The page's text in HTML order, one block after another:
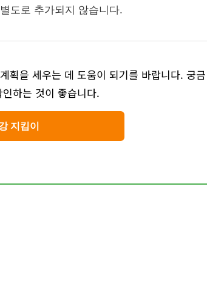
도로 추가되지 않습니다.
획을 세우는 데 도움이 되기를 바랍니다. 궁금
하는 것이 좋습니다.
지킴이